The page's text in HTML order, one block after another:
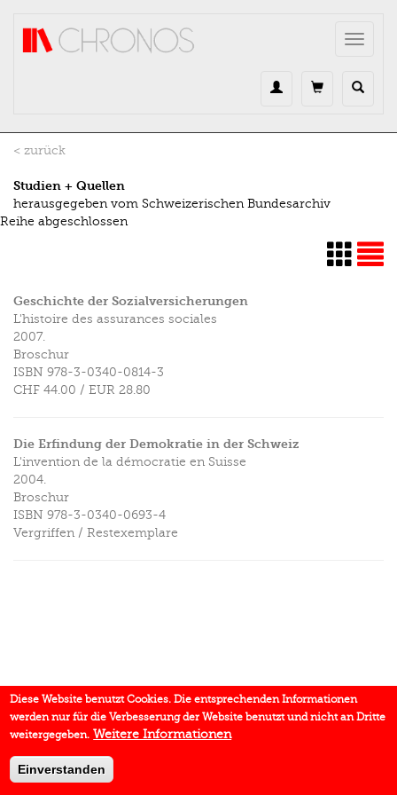
Toggle
< zurück
Studien + Quellen
herausgegeben vom Schweizerischen Bundesarchiv
Reihe abgeschlossen
Geschichte der Sozialversicherungen
L'histoire des assurances sociales
2007.
Broschur
ISBN 978-3-0340-0814-3
CHF 44.00 / EUR 28.80
Die Erfindung der Demokratie in der Schweiz
L'invention de la démocratie en Suisse
2004.
Broschur
ISBN 978-3-0340-0693-4
Vergriffen / Restexemplare
Diese Website benutzt Cookies. Die entsprechenden Informationen
werden nur für die Verbesserung der Website benutzt und nicht an Dritte
weitergegeben. Weitere Informationen
Einverstanden